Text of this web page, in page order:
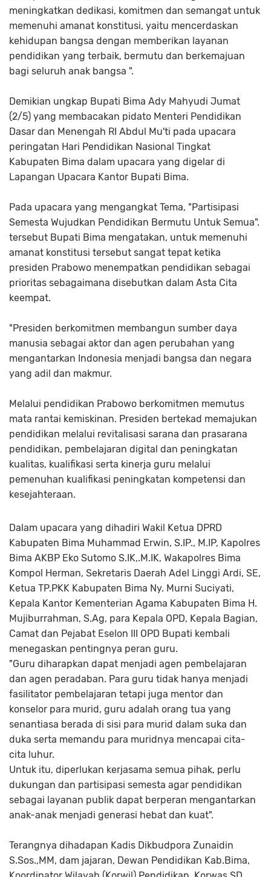
meningkatkan dedikasi, komitmen dan semangat untuk
memenuhi amanat konstitusi, yaitu mencerdaskan
kehidupan bangsa dengan memberikan layanan
pendidikan yang terbaik, bermutu dan berkemajuan
bagi seluruh anak bangsa ".
Demikian ungkap Bupati Bima Ady Mahyudi Jumat
(2/5) yang membacakan pidato Menteri Pendidikan
Dasar dan Menengah RI Abdul Mu'ti pada upacara
peringatan Hari Pendidikan Nasional Tingkat
Kabupaten Bima dalam upacara yang digelar di
Lapangan Upacara Kantor Bupati Bima.
Pada upacara yang mengangkat Tema, "Partisipasi
Semesta Wujudkan Pendidikan Bermutu Untuk Semua".
tersebut Bupati Bima mengatakan, untuk memenuhi
amanat konstitusi tersebut sangat tepat ketika
presiden Prabowo menempatkan pendidikan sebagai
prioritas sebagaimana disebutkan dalam Asta Cita
keempat.
"Presiden berkomitmen membangun sumber daya
manusia sebagai aktor dan agen perubahan yang
mengantarkan Indonesia menjadi bangsa dan negara
yang adil dan makmur.
Melalui pendidikan Prabowo berkomitmen memutus
mata rantai kemiskinan. Presiden bertekad memajukan
pendidikan melalui revitalisasi sarana dan prasarana
pendidikan, pembelajaran digital dan peningkatan
kualitas, kualifikasi serta kinerja guru melalui
pemenuhan kualifikasi peningkatan kompetensi dan
kesejahteraan.
Dalam upacara yang dihadiri Wakil Ketua DPRD
Kabupaten Bima Muhammad Erwin, S.IP., M.IP, Kapolres
Bima AKBP Eko Sutomo S.IK,.M.IK, Wakapolres Bima
Kompol Herman, Sekretaris Daerah Adel Linggi Ardi, SE,
Ketua TP.PKK Kabupaten Bima Ny. Murni Suciyati,
Kepala Kantor Kementerian Agama Kabupaten Bima H.
Mujiburrahman, S.Ag, para Kepala OPD, Kepala Bagian,
Camat dan Pejabat Eselon III OPD Bupati kembali
menegaskan pentingnya peran guru.
"Guru diharapkan dapat menjadi agen pembelajaran
dan agen peradaban. Para guru tidak hanya menjadi
fasilitator pembelajaran tetapi juga mentor dan
konselor para murid, guru adalah orang tua yang
senantiasa berada di sisi para murid dalam suka dan
duka serta memandu para muridnya mencapai cita-
cita luhur.
Untuk itu, diperlukan kerjasama semua pihak, perlu
dukungan dan partisipasi semesta agar pendidikan
sebagai layanan publik dapat berperan mengantarkan
anak-anak menjadi generasi hebat dan kuat".
Terangnya dihadapan Kadis Dikbudpora Zunaidin
S.Sos.,MM, dam jajaran, Dewan Pendidikan Kab.Bima,